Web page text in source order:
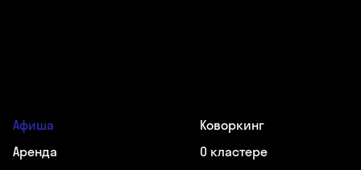
Афиша
Аренда
Коворкинг
О кластере